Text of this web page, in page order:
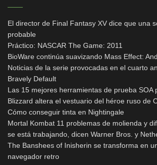
El director de Final Fantasy XV dice que una
probable
Práctico: NASCAR The Game: 2011
BioWare continúa suavizando Mass Effect:
Noticias de la serie provocadas en el cuarto
Bravely Default
Las 15 mejores herramientas de prueba SOA
Blizzard altera el vestuario del héroe ruso de
Cómo conseguir tinta en Nightingale
Mortal Kombat 11 problemas de molienda y
se está trabajando, dicen Warner Bros. y
The Banshees of Inisherin se transforma en
navegador retro